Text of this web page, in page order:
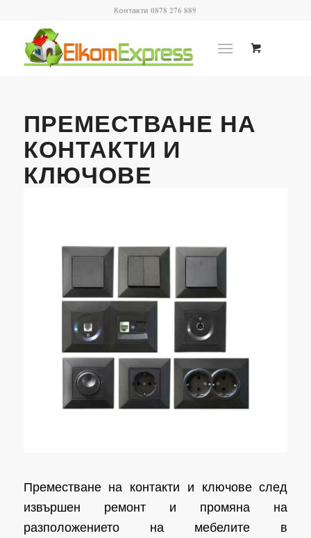
Контакти 0878 276 889
ПРЕМЕСТВАНЕ НА
КОНТАКТИ И
КЛЮЧОВЕ
Преместване на контакти и ключове след
извършен ремонт и промяна на
разположението на мебелите в